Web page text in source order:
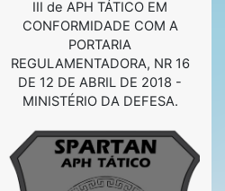
III de APH TÁTICO EM
CONFORMIDADE COM A
PORTARIA
REGULAMENTADORA, NR 16
DE 12 DE ABRIL DE 2018 -
MINISTÉRIO DA DEFESA.